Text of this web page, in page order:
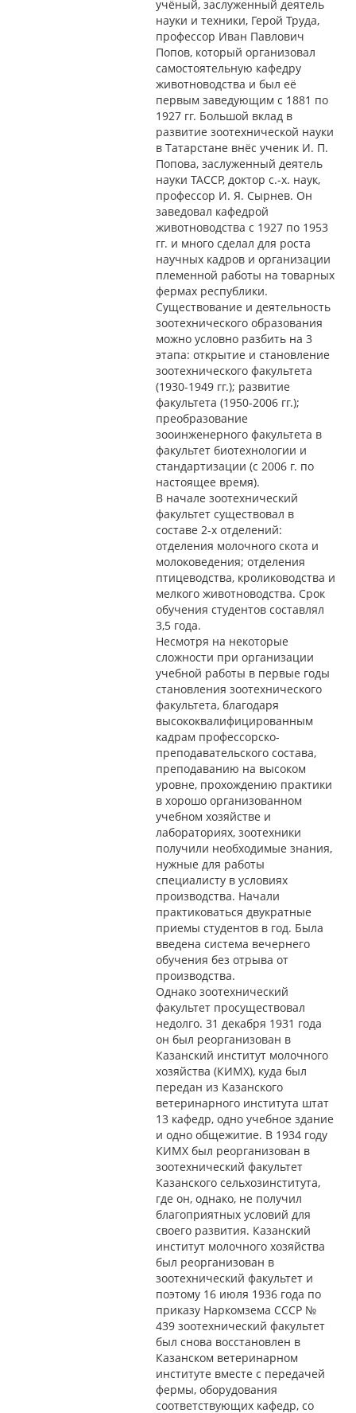
учёный, заслуженный деятель
науки и техники, Герой Труда,
профессор Иван Павлович
Попов, который организовал
самостоятельную кафедру
животноводства и был её
первым заведующим с 1881 по
1927 гг. Большой вклад в
развитие зоотехнической науки
в Татарстане внёс ученик И. П.
Попова, заслуженный деятель
науки ТАССР, доктор с.-х. наук,
профессор И. Я. Сырнев. Он
заведовал кафедрой
животноводства с 1927 по 1953
гг. и много сделал для роста
научных кадров и организации
племенной работы на товарных
фермах республики.
Существование и деятельность
зоотехнического образования
можно условно разбить на 3
этапа: открытие и становление
зоотехнического факультета
(1930-1949 гг.); развитие
факультета (1950-2006 гг.);
преобразование
зооинженерного факультета в
факультет биотехнологии и
стандартизации (с 2006 г. по
настоящее время).
В начале зоотехнический
факультет существовал в
составе 2-х отделений:
отделения молочного скота и
молоковедения; отделения
птицеводства, кролиководства и
мелкого животноводства. Срок
обучения студентов составлял
3,5 года.
Несмотря на некоторые
сложности при организации
учебной работы в первые годы
становления зоотехнического
факультета, благодаря
высококвалифицированным
кадрам профессорско-
преподавательского состава,
преподаванию на высоком
уровне, прохождению практики
в хорошо организованном
учебном хозяйстве и
лабораториях, зоотехники
получили необходимые знания,
нужные для работы
специалисту в условиях
производства. Начали
практиковаться двукратные
приемы студентов в год. Была
введена система вечернего
обучения без отрыва от
производства.
Однако зоотехнический
факультет просуществовал
недолго. 31 декабря 1931 года
он был реорганизован в
Казанский институт молочного
хозяйства (КИМХ), куда был
передан из Казанского
ветеринарного института штат
13 кафедр, одно учебное здание
и одно общежитие. В 1934 году
КИМХ был реорганизован в
зоотехнический факультет
Казанского сельхозинститута,
где он, однако, не получил
благоприятных условий для
своего развития. Казанский
институт молочного хозяйства
был реорганизован в
зоотехнический факультет и
поэтому 16 июля 1936 года по
приказу Наркомзема СССР №
439 зоотехнический факультет
был снова восстановлен в
Казанском ветеринарном
институте вместе с передачей
фермы, оборудования
соответствующих кафедр, со